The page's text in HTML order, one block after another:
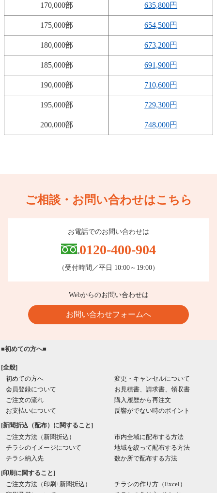
170,000部 635,800円
175,000部 654,500円
180,000部 673,200円
185,000部 691,900円
190,000部 710,600円
195,000部 729,300円
200,000部 748,000円
ご相談・お問い合わせはこちら
お電話でのお問い合わせは
0120-400-904
（受付時間／平日 10:00～19:00）
Webからのお問い合わせは
お問い合わせフォームへ
■初めての方へ■
[全般]
初めての方へ
会員登録について
ご注文の流れ
お支払いについて
変更・キャンセルについて
お見積書、請求書、領収書
購入履歴から再注文
反響がでない時のポイント
[新聞折込（配布）に関すること]
ご注文方法（新聞折込）
チラシのイメージについて
チラシ納入先
市内全域に配布する方法
地域を絞って配布する方法
数か所で配布する方法
[印刷に関すること]
ご注文方法（印刷+新聞折込）
チラシの作り方（Excel）